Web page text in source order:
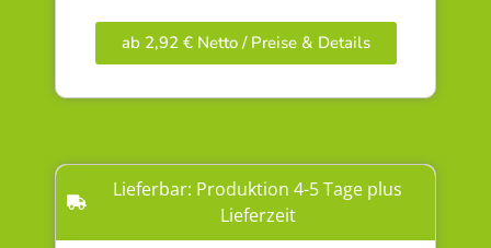
ab 2,92 € Netto / Preise & Details
Lieferbar: Produktion 4-5 Tage plus
Lieferzeit